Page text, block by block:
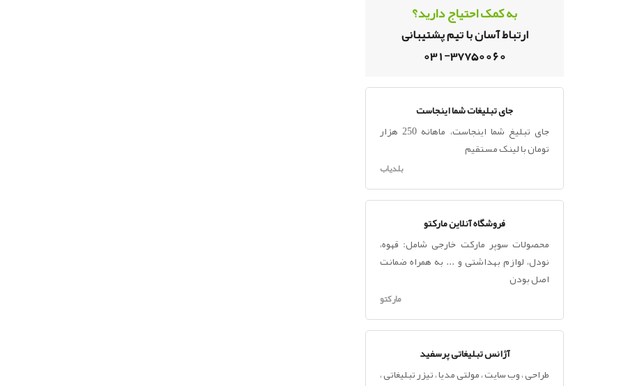
به کمک احتیاج دارید؟
ارتباط آسان با تیم پشتیبانی
031-37750060
جای تبلیغات شما اینجاست
جای تبلیغ شما اینجاست، ماهانه 250 هزار
تومان با لینک مستقیم
بلدیاب
فروشگاه آنلاین مارکتو
محصولات سوپر مارکت خارجی شامل: قهوه،
نودل، لوازم بهداشتی و ... به همراه ضمانت
اصل بودن
مارکتو
آژانس تبلیغاتی پرسفید
طراحی ، وب سایت ، مولتی مدیا ، تیزر تبلیغاتی ،